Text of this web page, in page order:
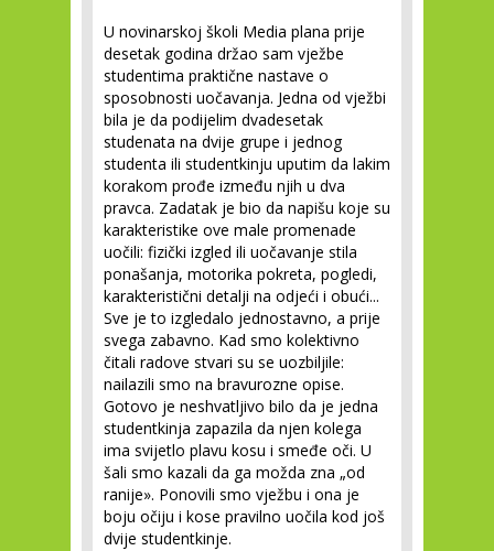
U novinarskoj školi Media plana prije
desetak godina držao sam vježbe
studentima praktične nastave o
sposobnosti uočavanja. Jedna od vježbi
bila je da podijelim dvadesetak
studenata na dvije grupe i jednog
studenta ili studentkinju uputim da lakim
korakom prođe između njih u dva
pravca. Zadatak je bio da napišu koje su
karakteristike ove male promenade
uočili: fizički izgled ili uočavanje stila
ponašanja, motorika pokreta, pogledi,
karakteristični detalji na odjeći i obući...
Sve je to izgledalo jednostavno, a prije
svega zabavno. Kad smo kolektivno
čitali radove stvari su se uozbiljile:
nailazili smo na bravurozne opise.
Gotovo je neshvatljivo bilo da je jedna
studentkinja zapazila da njen kolega
ima svijetlo plavu kosu i smeđe oči. U
šali smo kazali da ga možda zna „od
ranije». Ponovili smo vježbu i ona je
boju očiju i kose pravilno uočila kod još
dvije studentkinje.